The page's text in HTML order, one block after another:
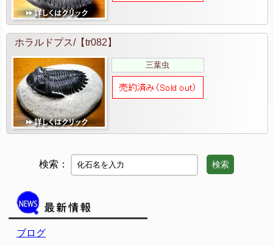
ホラルドプス/【tr082】
三葉虫
検索： 検索
ブログ